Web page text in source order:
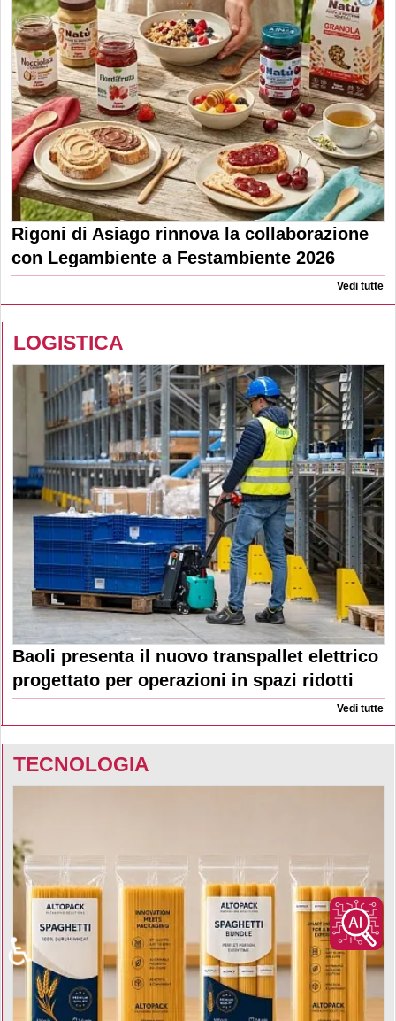
Rigoni di Asiago rinnova la collaborazione
con Legambiente a Festambiente 2026
Vedi tutte
LOGISTICA
Baoli presenta il nuovo transpallet elettrico
progettato per operazioni in spazi ridotti
Vedi tutte
TECNOLOGIA